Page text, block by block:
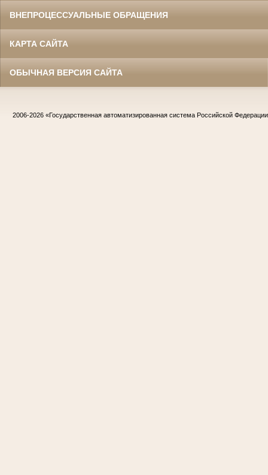
ВНЕПРОЦЕССУАЛЬНЫЕ ОБРАЩЕНИЯ
КАРТА САЙТА
ОБЫЧНАЯ ВЕРСИЯ САЙТА
2006-2026 «Государственная автоматизированная система Российской